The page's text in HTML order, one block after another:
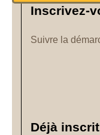
Inscrivez-
Suivre la
Déjà